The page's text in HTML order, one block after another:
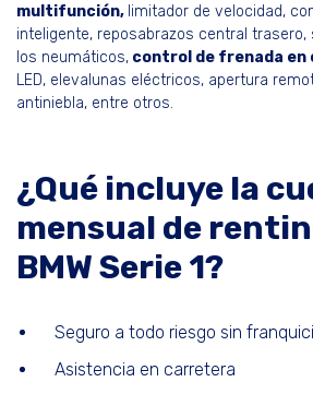
multifunción, limitador de velocidad,
inteligente, reposabrazos central trasero,
los neumáticos, control de frenada en
LED, elevalunas eléctricos, apertura
antiniebla, entre otros.
¿Qué incluye la
mensual de
BMW Serie 1?
Seguro a todo riesgo sin
Asistencia en carretera